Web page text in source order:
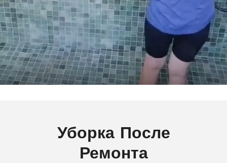
Уборка После
Ремонта